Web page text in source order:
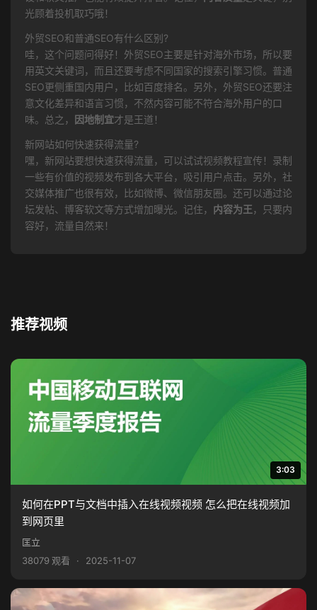
光顾着投机取巧哦！
外贸SEO和普通SEO有什么区别?
哇，这个问题问得好！外贸SEO主要是针对海外市场，所以要
用英文关键词，而且还要考虑不同国家的搜索引擎习惯。普通
SEO更侧重国内用户，比如百度排名。另外，外贸SEO还要注
意文化差异和语言习惯，不然内容可能不符合海外用户的口
味。总之，
因地制宜才是王道！
新网站如何快速获得流量?
嘿，新网站要想快速获得流量，可以试试视频教程宣传！录制
一些有价值的视频发布到各大平台，吸引用户点击。另外，社
交媒体推广也很有效，比如微博、微信朋友圈。还可以通过论
坛发帖、博客软文等方式增加曝光。记住，
内容为王 ，只要内
容好，流量自然来！
推荐视频
3:03
如何在PPT与文档中插入在线视频视频 怎么把在线视频加
到网页里
匡立
38079 观看
· 2025-11-07